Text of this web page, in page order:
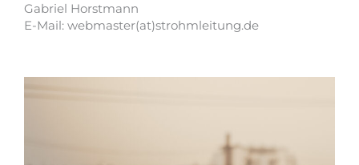
Gabriel Horstmann
E-Mail: webmaster(at)strohmleitung.de